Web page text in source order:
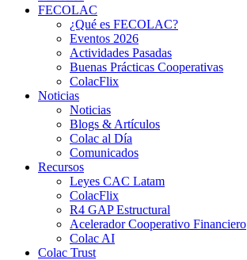
FECOLAC
¿Qué es FECOLAC?
Eventos 2026
Actividades Pasadas
Buenas Prácticas Cooperativas
ColacFlix
Noticias
Noticias
Blogs & Artículos
Colac al Día
Comunicados
Recursos
Leyes CAC Latam
ColacFlix
R4 GAP Estructural
Acelerador Cooperativo Financiero
Colac AI
Colac Trust